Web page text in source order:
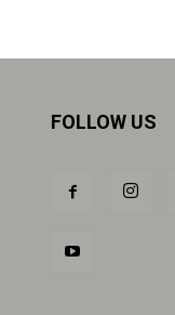
FOLLOW US